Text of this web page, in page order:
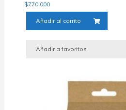
$770.000
Añadir al carrito
Añadir a favoritos